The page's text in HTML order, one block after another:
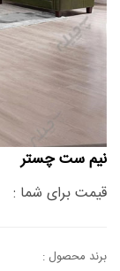
نیم ست چستر
قیمت برای شما :
برند محصول :